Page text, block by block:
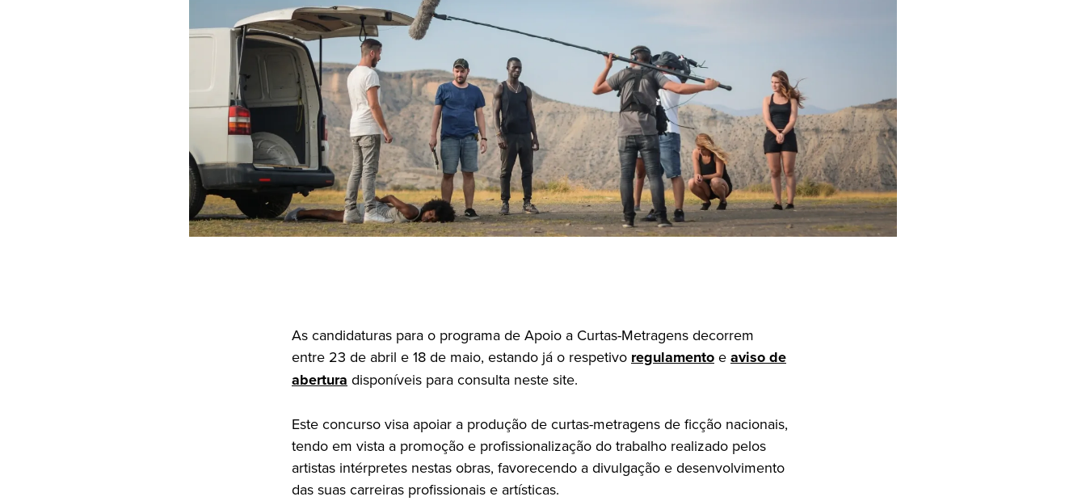
As candidaturas para o programa de Apoio a Curtas-Metragens decorrem
entre 23 de abril e 18 de maio, estando já o respetivo regulamento e aviso de
abertura disponíveis para consulta neste site.
Este concurso visa apoiar a produção de curtas-metragens de ficção nacionais,
tendo em vista a promoção e profissionalização do trabalho realizado pelos
artistas intérpretes nestas obras, favorecendo a divulgação e desenvolvimento
das suas carreiras profissionais e artísticas.